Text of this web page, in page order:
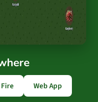
Web App